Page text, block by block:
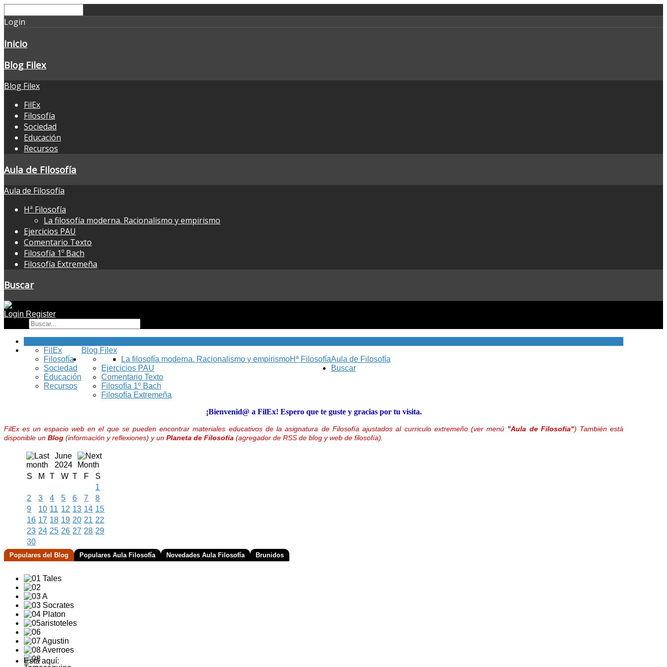
Login
Inicio
Blog Filex
Blog Filex
FilEx
Filosofía
Sociedad
Educación
Recursos
Aula de Filosofía
Aula de Filosofía
Hª Filosofía
La filosofía moderna. Racionalismo y empirismo
Ejercicios PAU
Comentario Texto
Filosofía 1º Bach
Filosofía Extremeña
Buscar
Login Register
Blog Filex
FilEx
Filosofía
Sociedad
Educación
Recursos
Aula de Filosofía
Hª Filosofía
La filosofía moderna. Racionalismo y empirismo
Ejercicios PAU
Comentario Texto
Filosofía 1º Bach
Filosofía Extremeña
Buscar
¡Bienvenid@ a FilEx! Espero que te guste y gracias por tu visita.
FilEx es un espacio web en el que se pueden encontrar materiales educativos de la asignatura de Filosofía ajustados al curriculo extremeño (ver menú "Aula de Filosofía") También está
disponible un Blog (información y reflexiones) y un Planeta de Filosofía (agregador de RSS de blog y web de filosofía).
June
2024
S
M T W T F
S
1
2
3 4 5 6 7
8
9
10 11 12 13 14 15
16 17 18 19 20 21 22
23 24 25 26 27 28 29
30
Populares del Blog Populares Aula Filosofía Novedades Aula Filosofía Brunidos
Está aquí: